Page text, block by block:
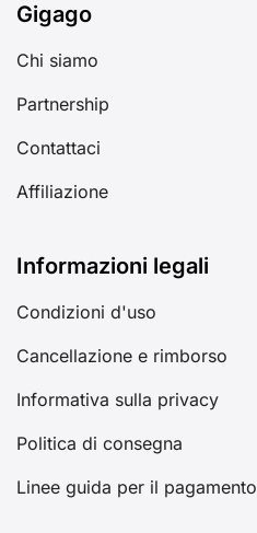
Gigago
Chi siamo
Partnership
Contattaci
Affiliazione
Informazioni legali
Condizioni d'uso
Cancellazione e rimborso
Informativa sulla privacy
Politica di consegna
Linee guida per il pagamento